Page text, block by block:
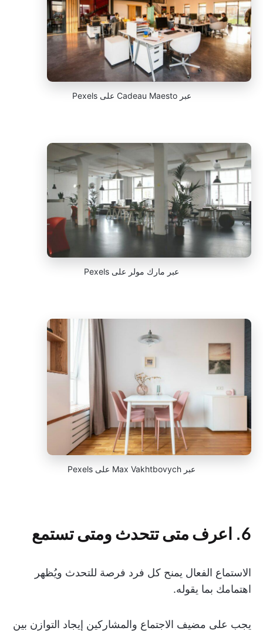
عبر Cadeau Maesto على Pexels
عبر مارك مولر على Pexels
عبر Max Vakhtbovych على Pexels
6. اعرف متى تتحدث ومتى تستمع
الاستماع الفعال يمنح كل فرد فرصة للتحدث ويُظهر
اهتمامك بما يقوله.
يجب على مضيف الاجتماع والمشاركين إيجاد التوازن بين